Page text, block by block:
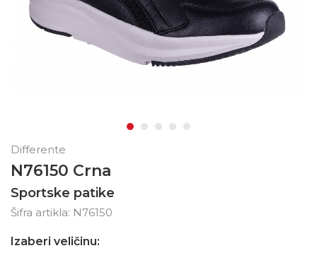
Differente
N76150 Crna
Sportske patike
Šifra artikla: N76150
Izaberi veličinu: